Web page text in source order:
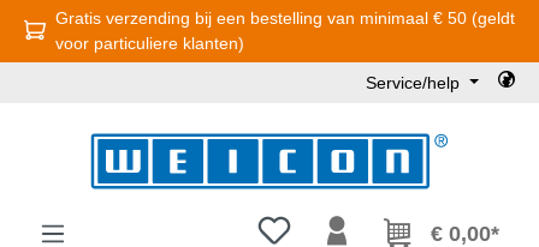
Ga naar de hoofdinhoud
Gratis verzending bij een bestelling van minimaal € 50 (geldt
voor particuliere klanten)
Service/help
Je hebt 0 items op je€ 0,00*